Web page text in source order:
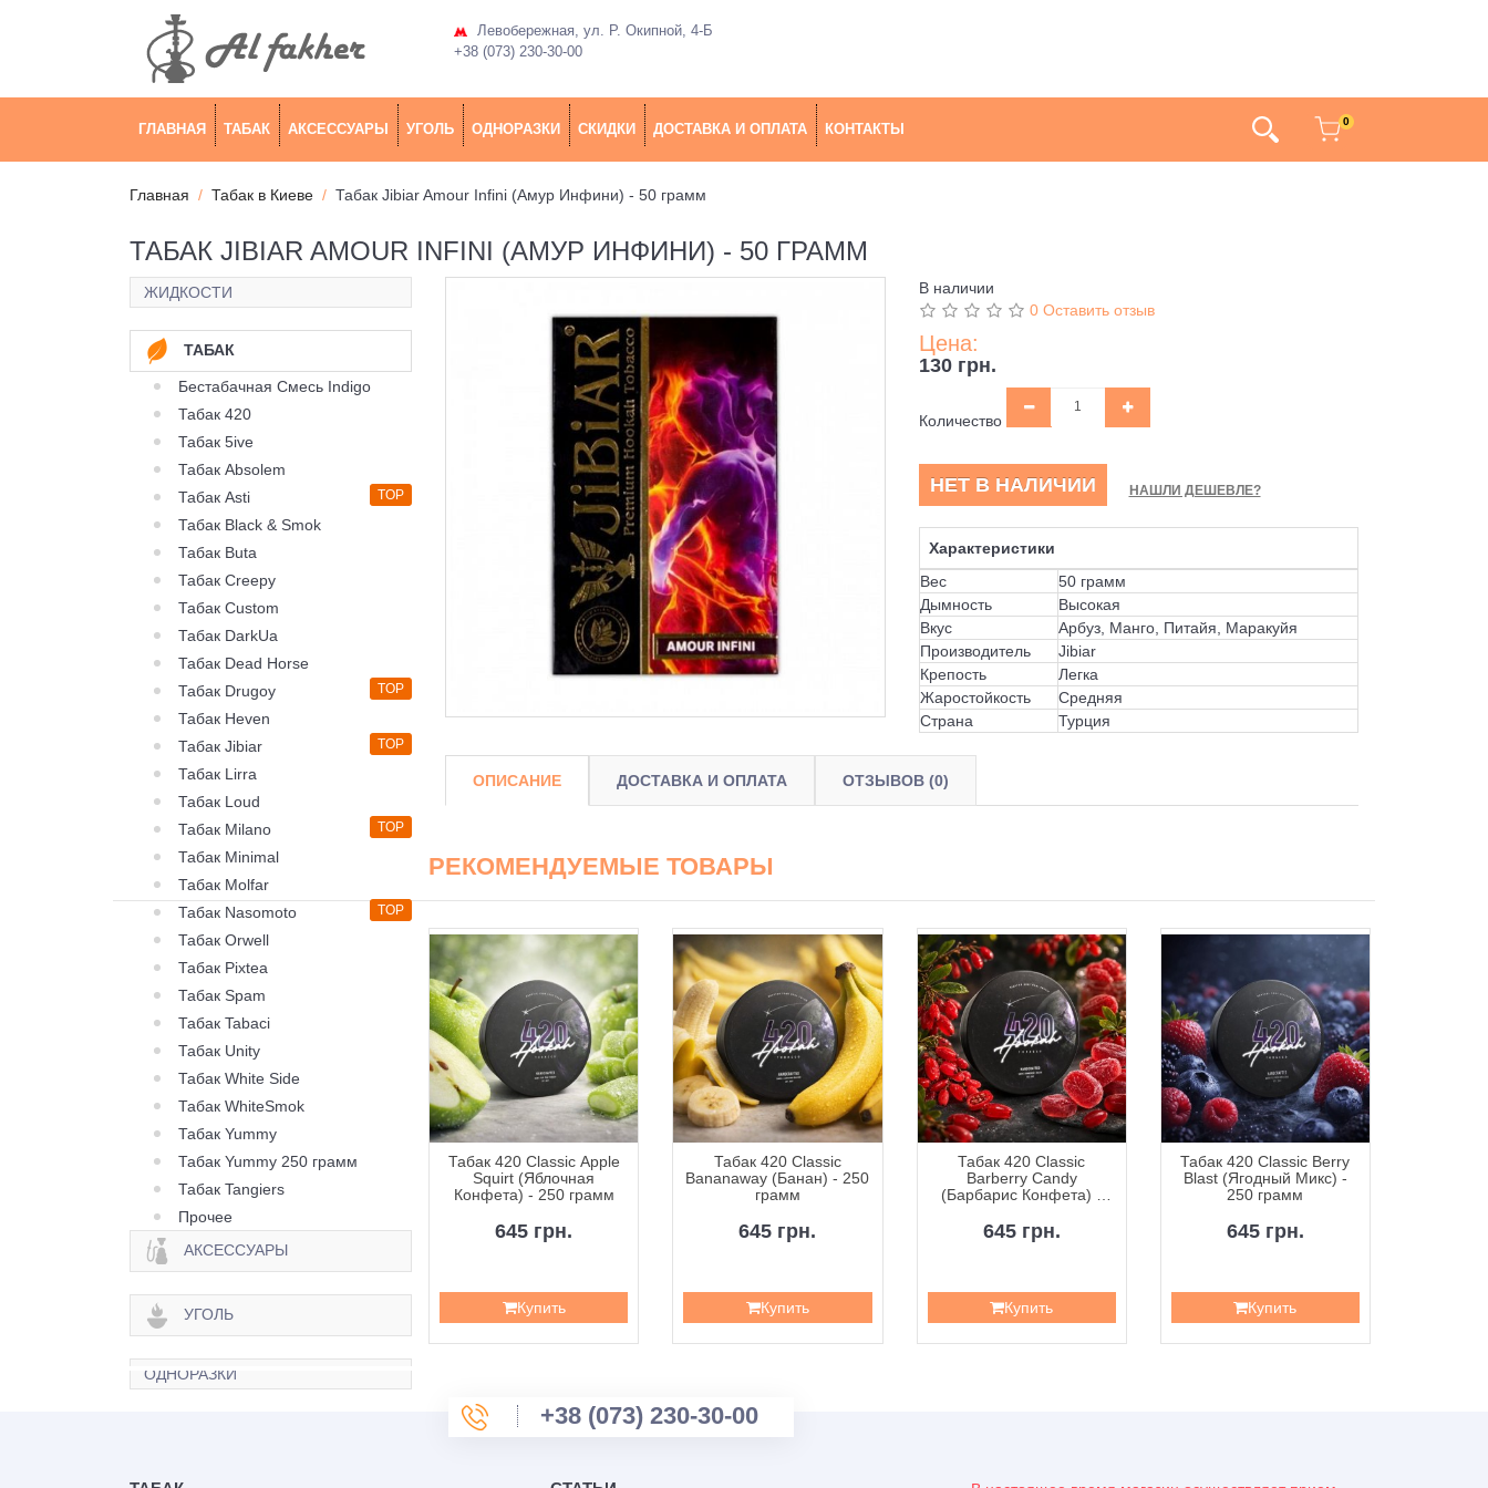
Левобережная, ул. Р. Окипной, 4-Б
+38 (073) 230-30-00
ГЛАВНАЯ ТАБАК АКСЕССУАРЫ УГОЛЬ ОДНОРАЗКИ СКИДКИ ДОСТАВКА И ОПЛАТА КОНТАКТЫ 0
Главная Табак в Киеве Табак Jibiar Amour Infini (Амур Инфини) - 50 грамм
ТАБАК JIBIAR AMOUR INFINI (АМУР ИНФИНИ) - 50 ГРАММ
ЖИДКОСТИ
ТАБАК
Бестабачная Смесь Indigo
Табак 420
Табак 5ive
Табак Absolem
Табак Asti
TOP
Табак Black & Smok
Табак Buta
Табак Creepy
Табак Custom
Табак DarkUa
Табак Dead Horse
Табак Drugoy
TOP
Табак Heven
Табак Jibiar
TOP
Табак Lirra
Табак Loud
Табак Milano
TOP
Табак Minimal
Табак Molfar
Табак Nasomoto
TOP
Табак Orwell
Табак Pixtea
Табак Spam
Табак Tabaci
Табак Unity
Табак White Side
Табак WhiteSmok
Табак Yummy
Табак Yummy 250 грамм
Табак Tangiers
Прочее
АКСЕССУАРЫ
УГОЛЬ
ОДНОРАЗКИ
В наличии
0 Оставить отзыв
Цена:
130 грн.
Количество
НЕТ В НАЛИЧИИ НАШЛИ ДЕШЕВЛЕ?
Характеристики
Вес
50 грамм
Дымность
Высокая
Вкус
Арбуз, Манго, Питайя, Маракуйя
Производитель
Jibiar
Крепость
Легка
Жаростойкость
Средняя
Страна
Турция
ОПИСАНИЕ ДОСТАВКА И ОПЛАТА ОТЗЫВОВ (0)
РЕКОМЕНДУЕМЫЕ ТОВАРЫ
Табак 420 Classic Frost
Зен) - 100 грамм
335 грн.
Табак 420 Classic Apple
Squirt (Яблочная
Конфета) - 250 грамм
645 грн.
Купить
Табак 420 Classic
Bananaway (Банан) - 250
грамм
645 грн.
Купить
Табак 420 Classic
Barberry Candy
(Барбарис Конфета) -
645 грн.
Купить
Табак 420 Classic Berry
Blast (Ягодный Микс) -
250 грамм
645 грн.
Купить
+38 (073) 230-30-00